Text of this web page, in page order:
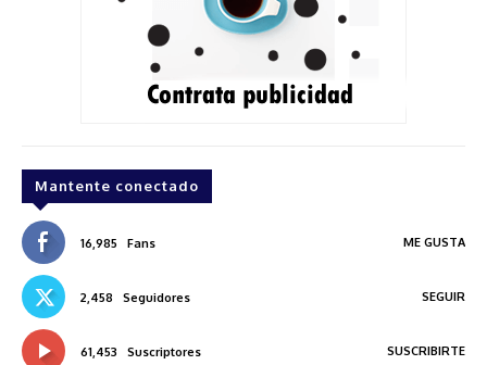
Mantente conectado
16,985 Fans ME GUSTA
2,458 Seguidores SEGUIR
61,453 Suscriptores SUSCRIBIRTE